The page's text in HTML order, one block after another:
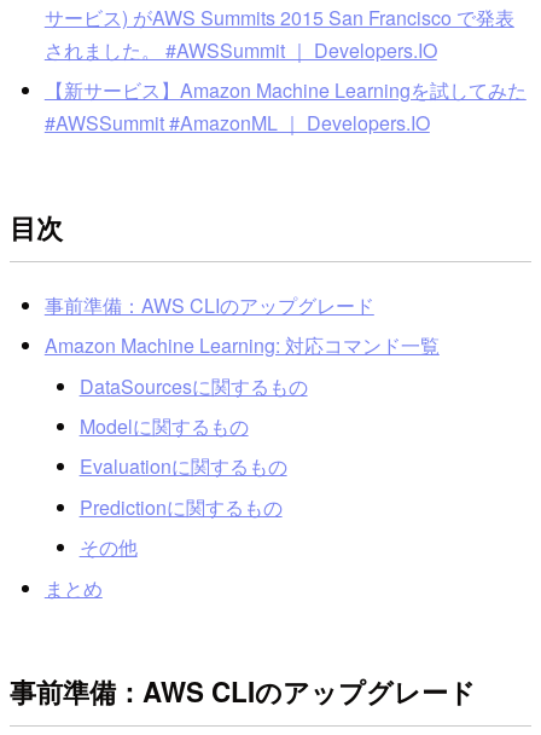
サービス) がAWS Summits 2015 San Francisco で発表
されました。 #AWSSummit ｜ Developers.IO
【新サービス】Amazon Machine Learningを試してみた
#AWSSummit #AmazonML ｜ Developers.IO
目次
事前準備：AWS CLIのアップグレード
Amazon Machine Learning: 対応コマンド一覧
DataSourcesに関するもの
Modelに関するもの
Evaluationに関するもの
Predictionに関するもの
その他
まとめ
事前準備：AWS CLIのアップグレード